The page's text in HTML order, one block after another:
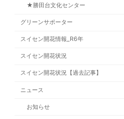
★勝田台文化センター
グリーンサポーター
スイセン開花情報_R6年
スイセン開花状況
スイセン開花状況【過去記事】
ニュース
お知らせ